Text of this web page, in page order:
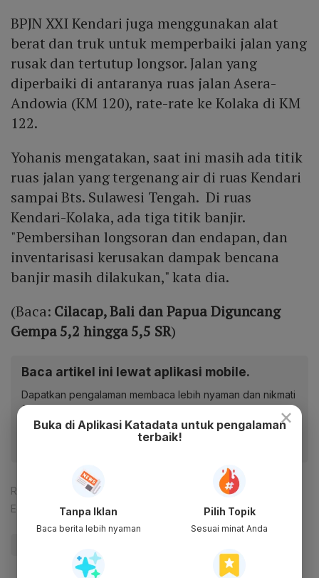
BPJN XXI Kendari juga menggunakan alat
berat dan truk untuk memperbaiki jalan yang
rusak dan tertutup longsor. Jalan yang
diperbaiki di antaranya ruas jalan Asera-
Andowia (KM 120), rate-rate ke Kolaka di KM
122.
Yohanis mengatakan, saat ini masih ada titik
ruas jalan yang tergenang air di ruas Kendari
sampai Bts. Sulawesi Tengah. Di ruas
Kendari-Kolaka, ada tiga titik banjir.
"Pembersihan longsoran dan endapan, dan
inventarisasi kerusakan dampak bencana
banjir masih dilakukan," kata dia.
(Baca: Cilacap, Bali dan Papua Diguncang
Gempa 5,2 hingga 5,5 SR)
Baca artikel ini lewat aplikasi mobile.
Dapatkan pengalaman membaca lebih nyaman dan nikmati
fitur menarik lainnya lewat aplikasi mobile Katadata.
Reporter:
Fariha Sulmaihati
Editor:
Desy Setyowati
×
Buka di Aplikasi Katadata untuk pengalaman
terbaik!
Tanpa Iklan
Baca berita lebih nyaman
Pilih Topik
Sesuai minat Anda